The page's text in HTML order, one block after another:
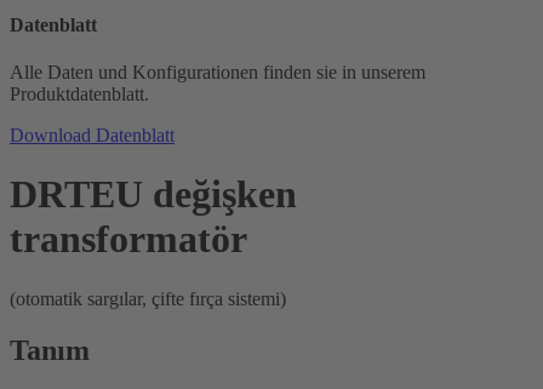
Datenblatt
Alle Daten und Konfigurationen finden sie in unserem
Produktdatenblatt.
Download Datenblatt
DRTEU değişken
transformatör
(otomatik sargılar, çifte fırça sistemi)
Tanım